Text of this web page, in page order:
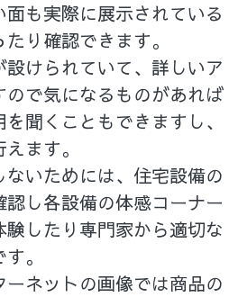
も実際に展示されている
り確認できます。
けられていて、詳しいア
ので気になるものがあれば
聞くこともできますし、
ます。
ないためには、住宅設備の
し各設備の体感コーナー
したり専門家から適切な
。
ネットの画像では商品の